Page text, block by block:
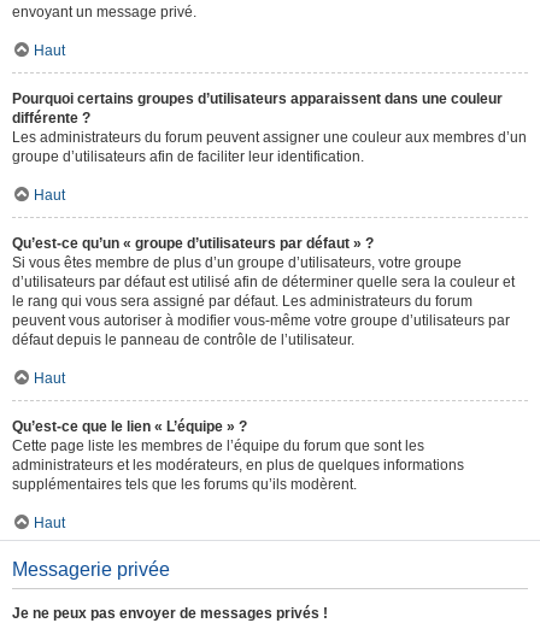
envoyant un message privé.
Haut
Pourquoi certains groupes d’utilisateurs apparaissent dans une couleur
différente ?
Les administrateurs du forum peuvent assigner une couleur aux membres d’un
groupe d’utilisateurs afin de faciliter leur identification.
Haut
Qu’est-ce qu’un « groupe d’utilisateurs par défaut » ?
Si vous êtes membre de plus d’un groupe d’utilisateurs, votre groupe
d’utilisateurs par défaut est utilisé afin de déterminer quelle sera la couleur et
le rang qui vous sera assigné par défaut. Les administrateurs du forum
peuvent vous autoriser à modifier vous-même votre groupe d’utilisateurs par
défaut depuis le panneau de contrôle de l’utilisateur.
Haut
Qu’est-ce que le lien « L’équipe » ?
Cette page liste les membres de l’équipe du forum que sont les
administrateurs et les modérateurs, en plus de quelques informations
supplémentaires tels que les forums qu’ils modèrent.
Haut
Messagerie privée
Je ne peux pas envoyer de messages privés !